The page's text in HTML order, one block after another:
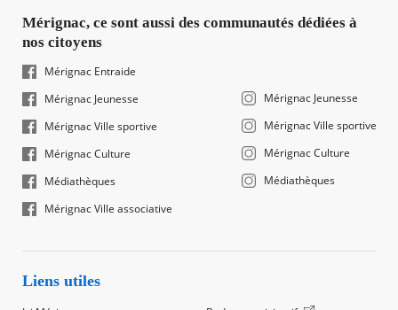
Mérignac, ce sont aussi des communautés dédiées à
nos citoyens
Mérignac Entraide
Mérignac Jeunesse
Mérignac Ville sportive
Mérignac Culture
Médiathèques
Mérignac Ville associative
Mérignac Jeunesse
Mérignac Ville sportive
Mérignac Culture
Médiathèques
Liens utiles